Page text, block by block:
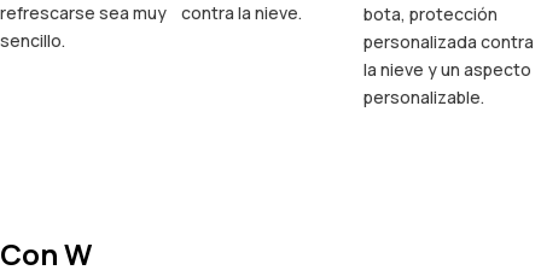
refrescarse sea muy
sencillo.
contra la nieve.
bota, protección
personalizada contra
la nieve y un aspecto
personalizable.
Con W